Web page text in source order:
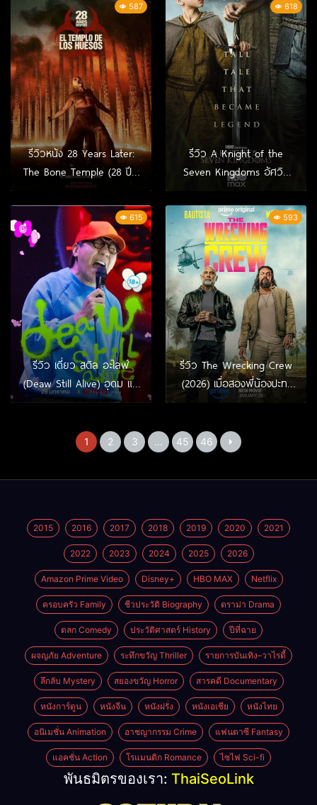
587
รีวิวหนัง 28 Years Later:
The Bone Temple (28 ปีให้
หลัง เชื้อเขมือบคน วิหารซาก
กะโหลก)
618
รีวิว A Knight of the
Seven Kingdoms อัศวิน
แห่งเจ็ดราชอาณาจักร เรื่อง
เล่าของอัศวินพเนจรที่ดีที่สุด
ในจักรวาล GoT
615
รีวิว เดี่ยว สติล อะไลฟ์
(Deaw Still Alive) อุดม แต้
พานิช | Netflix
593
รีวิว The Wrecking Crew
(2026) เมื่อสองพี่น้องปะทะ
ทั้งศัตรูและใจในแอ็กชัน-คอม
1 2 3 … 45 46
2015 2016 2017 2018 2019 2020 2021
2022 2023 2024 2025 2026
Amazon Prime Video Disney+ HBO MAX Netflix
ครอบครัว Family ชีวประวัติ Biography ดราม่า Drama
ตลก Comedy ประวัติศาสตร์ History ปีที่ฉาย
ผจญภัย Adventure ระทึกขวัญ Thriller รายการบันเทิง–วาไรตี้
ลึกลับ Mystery สยองขวัญ Horror สารคดี Documentary
หนังการ์ตูน หนังจีน หนังฝรั่ง หนังเอเชีย หนังไทย
อนิเมชั่น Animation อาชญากรรม Crime แฟนตาซี Fantasy
แอคชั่น Action โรแมนติก Romance ไซไฟ Sci-fi
พันธมิตรของเรา: ThaiSeoLink